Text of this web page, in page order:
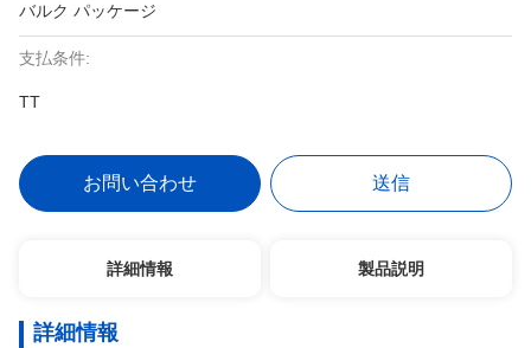
バルク パッケージ
支払条件:
TT
お問い合わせ 送信
詳細情報 製品説明
詳細情報